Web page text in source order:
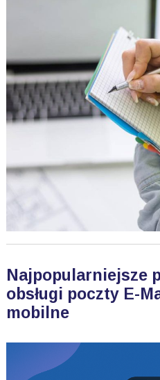
Najpopularniejsze
obsługi poczty E-
mobilne